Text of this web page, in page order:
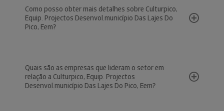
Como posso obter mais detalhes sobre Culturpico,
Equip. Projectos Desenvol.município Das Lajes Do
Pico, Eem?
Quais são as empresas que lideram o setor em
relação a Culturpico, Equip. Projectos
Desenvol.município Das Lajes Do Pico, Eem?